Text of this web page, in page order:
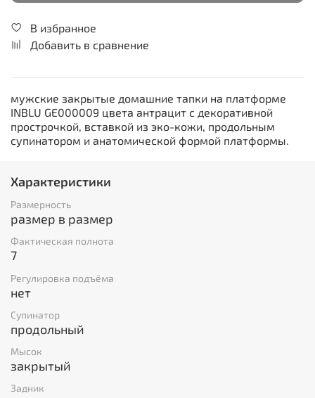
В избранное
Добавить в сравнение
мужские закрытые домашние тапки на платформе
INBLU GE000009 цвета антрацит с декоративной
прострочкой, вставкой из эко-кожи, продольным
супинатором и анатомической формой платформы.
Характеристики
Размерность
размер в размер
Фактическая полнота
7
Регулировка подъёма
нет
Супинатор
продольный
Мысок
закрытый
Задник